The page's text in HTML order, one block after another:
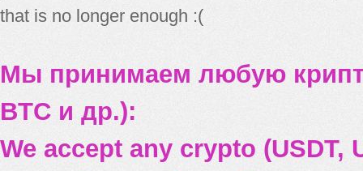
that is no longer enough :(
Мы принимаем любую
BTC и др.):
We accept any crypto (USDT,